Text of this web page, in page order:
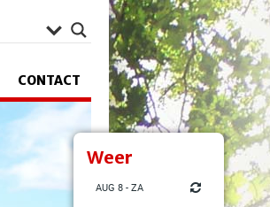
Weer
AUG 8 - ZA
CONTACT